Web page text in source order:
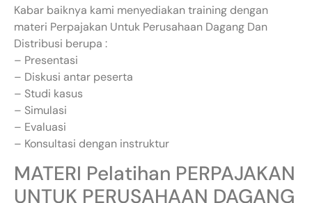
Kabar baiknya kami menyediakan training dengan
materi Perpajakan Untuk Perusahaan Dagang Dan
Distribusi berupa :
– Presentasi
– Diskusi antar peserta
– Studi kasus
– Simulasi
– Evaluasi
– Konsultasi dengan instruktur
MATERI Pelatihan PERPAJAKAN
UNTUK PERUSAHAAN DAGANG